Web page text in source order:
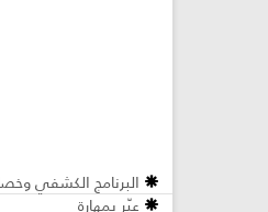
البرنامج الكشفي
عبّر بمهارة